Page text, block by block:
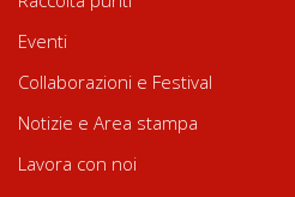
Eventi
Collaborazioni e Festival
Notizie e Area stampa
Lavora con noi